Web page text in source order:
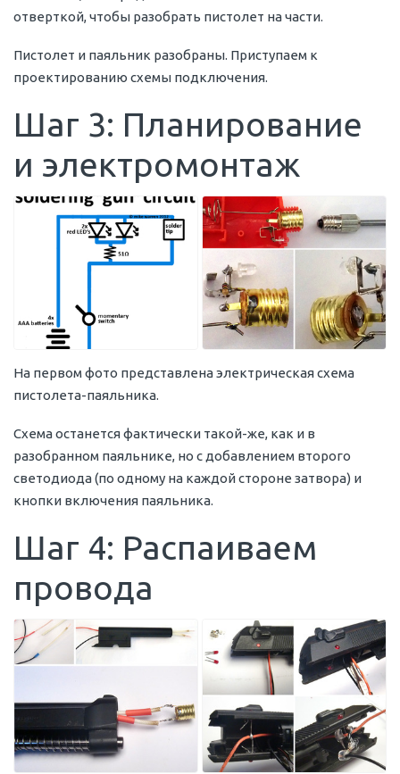
отверткой, чтобы разобрать пистолет на части.
Пистолет и паяльник разобраны. Приступаем к
проектированию схемы подключения.
Шаг 3: Планирование
и электромонтаж
На первом фото представлена электрическая схема
пистолета-паяльника.
Схема останется фактически такой-же, как и в
разобранном паяльнике, но с добавлением второго
светодиода (по одному на каждой стороне затвора) и
кнопки включения паяльника.
Шаг 4: Распаиваем
провода